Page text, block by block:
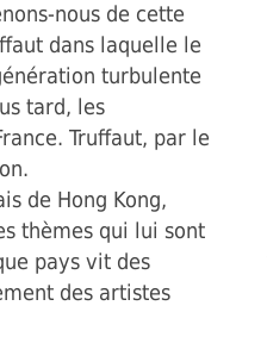
nous de cette
dans laquelle le
turbulente
tard, les
Truffaut, par le
de Hong Kong,
thèmes qui lui sont
pays vit des
des artistes